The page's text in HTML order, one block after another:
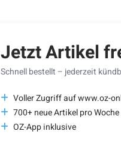
Jetzt Artikel
Schnell bestellt – jederzeit
Voller Zugriff auf www.oz-
700+ neue Artikel pro Woche
OZ-App inklusive